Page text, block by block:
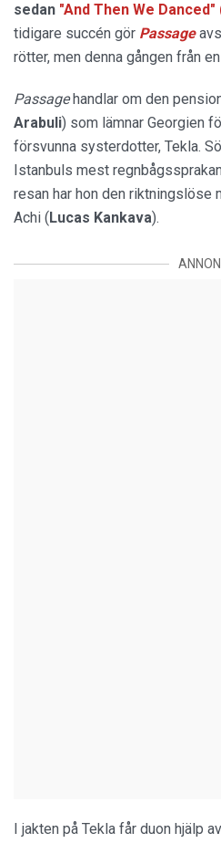
sedan "And Then We Danced"
tidigare succén gör Passage
rötter, men denna gången från
Passagehandlar om den
Arabuli) som lämnar Georgien
försvunna systerdotter, Tekla.
Istanbuls mest
resan har hon den riktningslöse
Achi (Lucas Kankava).
I jakten på Tekla får duon hjälp